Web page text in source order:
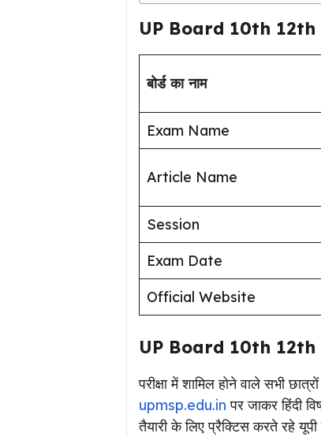
UP Board 10th
बोर्ड का नाम
Exam Name
Article Name
Session
Exam Date
Official Website
UP Board 10th
परीक्षा में शामिल होने वाले सभी
upmsp.edu.in पर जाकर हिंदी
तैयारी के लिए प्रैक्टिस करते रहे यूपी